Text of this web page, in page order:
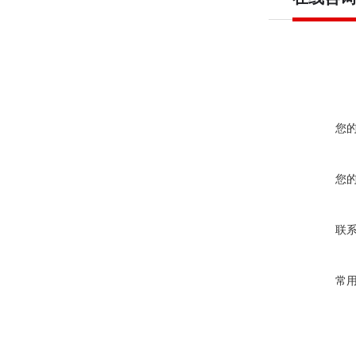
您
您
联
常